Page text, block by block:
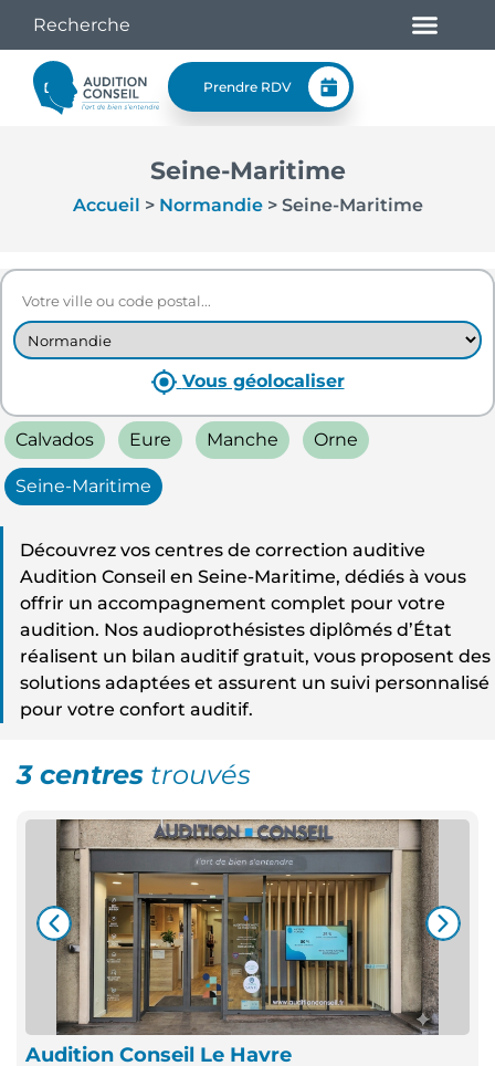
Prendre RDV
Seine-Maritime
Accueil > Normandie> Seine-Maritime
Vous géolocaliser
Calvados Eure Manche Orne
Seine-Maritime
Découvrez vos centres de correction auditive
Audition Conseil en Seine-Maritime, dédiés à vous
offrir un accompagnement complet pour votre
audition. Nos audioprothésistes diplômés d’État
réalisent un bilan auditif gratuit, vous proposent des
solutions adaptées et assurent un suivi personnalisé
pour votre confort auditif.
3 centres trouvés
Audition Conseil Le Havre